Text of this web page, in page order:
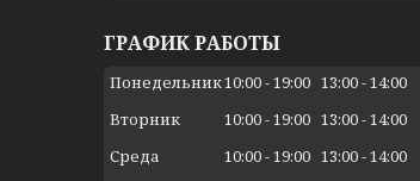
ГРАФИК РАБОТЫ
Понедельник10:00 19:00 13:00 14:00
Вторник
10:00 19:00 13:00 14:00
Среда
10:00 19:00 13:00 14:00